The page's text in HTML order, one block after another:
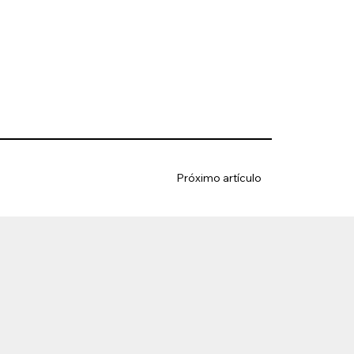
Próximo artículo